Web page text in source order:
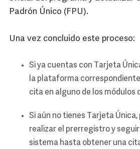
Padrón Único (FPU).
Una vez concluido este proceso:
Si ya cuentas con Tarjeta
la plataforma
cita en alguno de los módulos
Si aún no tienes Tarjeta
realizar el prerregistro y
sistema hasta obtener una